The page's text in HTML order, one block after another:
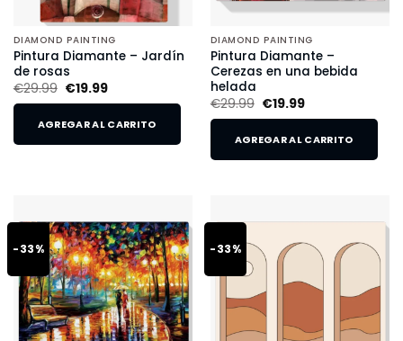
DIAMOND PAINTING
Pintura Diamante – Jardín
de rosas
€29.99 €19.99
AGREGAR AL CARRITO
DIAMOND PAINTING
Pintura Diamante –
Cerezas en una bebida
helada
€29.99 €19.99
AGREGAR AL CARRITO
-33% -33%